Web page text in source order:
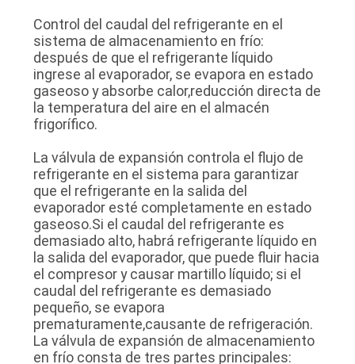
Control del caudal del refrigerante en el
sistema de almacenamiento en frío:
después de que el refrigerante líquido
ingrese al evaporador, se evapora en estado
gaseoso y absorbe calor,reducción directa de
la temperatura del aire en el almacén
frigorífico.
La válvula de expansión controla el flujo de
refrigerante en el sistema para garantizar
que el refrigerante en la salida del
evaporador esté completamente en estado
gaseoso.Si el caudal del refrigerante es
demasiado alto, habrá refrigerante líquido en
la salida del evaporador, que puede fluir hacia
el compresor y causar martillo líquido; si el
caudal del refrigerante es demasiado
pequeño, se evapora
prematuramente,causante de refrigeración.
La válvula de expansión de almacenamiento
en frío consta de tres partes principales: